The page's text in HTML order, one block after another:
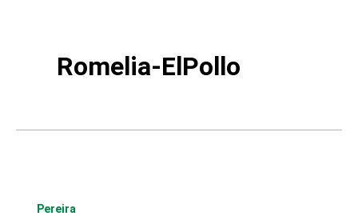
Romelia-ElPollo
Pereira